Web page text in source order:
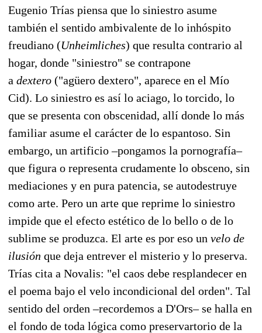
Eugenio Trías piensa que lo siniestro asume
también el sentido ambivalente de lo inhóspito
freudiano (Unheimliches) que resulta contrario al
hogar, donde "siniestro" se contrapone
a dextero ("agüero dextero", aparece en el Mío
Cid). Lo siniestro es así lo aciago, lo torcido, lo
que se presenta con obscenidad, allí donde lo más
familiar asume el carácter de lo espantoso. Sin
embargo, un artificio –pongamos la pornografía–
que figura o representa crudamente lo obsceno, sin
mediaciones y en pura patencia, se autodestruye
como arte. Pero un arte que reprime lo siniestro
impide que el efecto estético de lo bello o de lo
sublime se produzca. El arte es por eso un velo de
ilusión que deja entrever el misterio y lo preserva.
Trías cita a Novalis: "el caos debe resplandecer en
el poema bajo el velo incondicional del orden". Tal
sentido del orden –recordemos a D'Ors– se halla en
el fondo de toda lógica como preservartorio de la